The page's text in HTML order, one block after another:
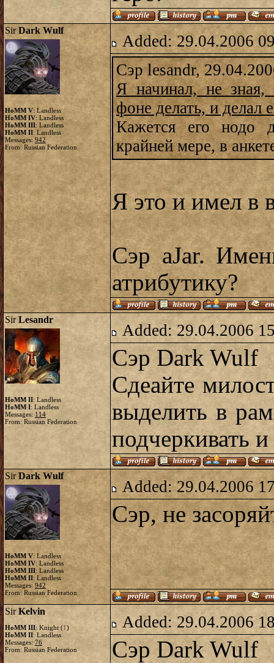
SirDark Wulf
HoMM V: Landless
HoMM IV: Landless
HoMM III: Landless
HoMM II: Landless
Messages:942
From: Russian Federation
Added: 29.04.2006
Сэр lesandr,
Я начинал, не зная,
фоне делать, и делал
Кажется его нодо
крайней мере, в
Я это и имел в
Сэр aJar.
атрибутику?
SirLesandr
HoMM II: Landless
HoMM I: Landless
Messages: 114
From: Russian Federation
Added: 29.04.2006
Сэр Dark Wulf
Сдеайте
выделить в
подчеркивать
SirDark Wulf
HoMM V: Landless
HoMM IV: Landless
HoMM III: Landless
HoMM II: Landless
Messages:942
From: Russian Federation
Added: 29.04.2006
Сэр, не
SirKelvin
HoMM III: Knight (1)
HoMM II: Landless
Messages: 76
From: Russian Federation
Added: 29.04.2006
Сэр Dark Wulf